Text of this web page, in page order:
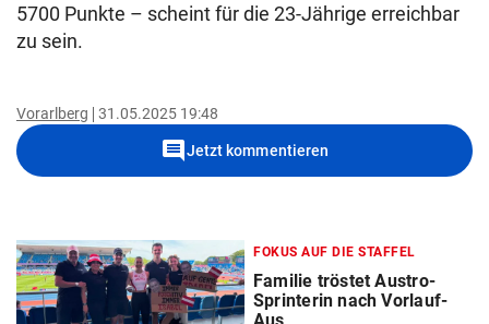
5700 Punkte – scheint für die 23-Jährige erreichbar
zu sein.
Vorarlberg 31.05.2025 19:48
commentJetzt kommentieren
FOKUS AUF DIE STAFFEL
Familie tröstet Austro-
Sprinterin nach Vorlauf-